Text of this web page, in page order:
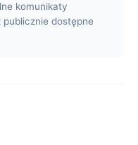
komunikaty
dostępne